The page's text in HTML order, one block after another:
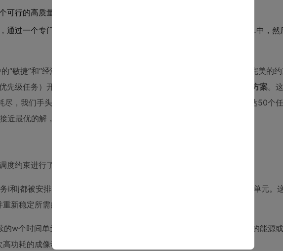
行的高质量解，算法可以提前终止。
通过一个专门的
，分析并可能学到一条新的约束，加入到L中，然
“敏捷”和“经济性”原则。工程师不需要等待一个可能永远也学不完的、完美的
级任务）开始，就在不断产出
即时可用的、质量逐步提升的可行调度方案。
尽，我们手头至少有一个可行的方案。实验数据也支撑了这一点：在多达50个
最优的解，而两阶段方法固定需要100次查询，且解的质量并无优势。
约束进行了大幅简化，聚焦于两类最核心、最具代表性的约束族：
i和j都被安排，那么它们的执行时间点之差的绝对值必须至少为δ个时间单元。
新稳定所需的时间。δ的值取决于两个目标之间的角距离。
的w个时间单元窗口内，被安排的任务数量不能超过k个。这模拟了卫星的能源
耗的成像动作，或者固态存储器写入带宽有限。